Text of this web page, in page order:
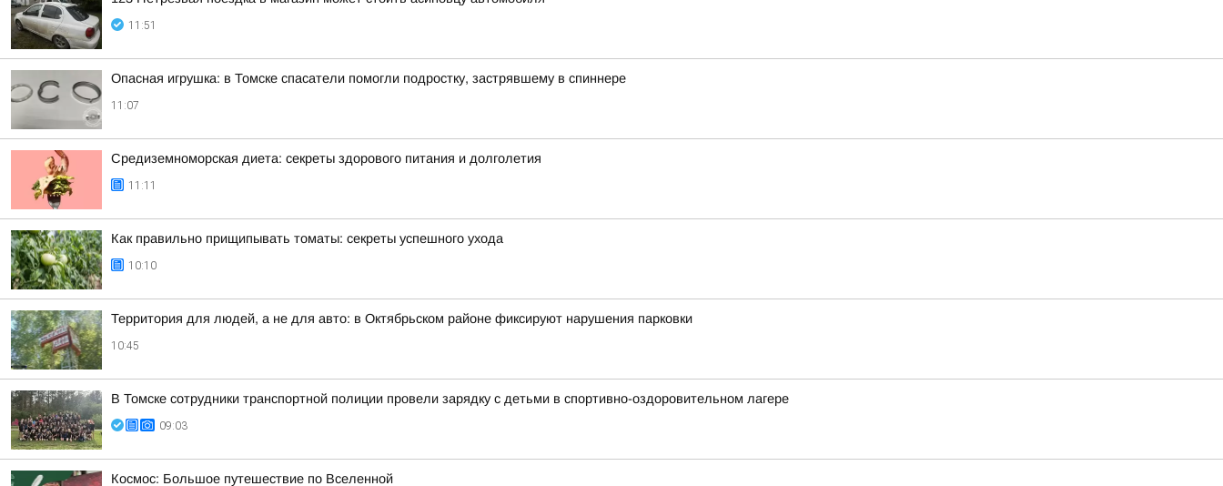
11:51
Опасная игрушка: в Томске спасатели помогли подростку, застрявшему в спиннере
11:07
Средиземноморская диета: секреты здорового питания и долголетия
11:11
Как правильно прищипывать томаты: секреты успешного ухода
10:10
Территория для людей, а не для авто: в Октябрьском районе фиксируют нарушения парковки
10:45
В Томске сотрудники транспортной полиции провели зарядку с детьми в спортивно-оздоровительном лагере
09:03
Космос: Большое путешествие по Вселенной